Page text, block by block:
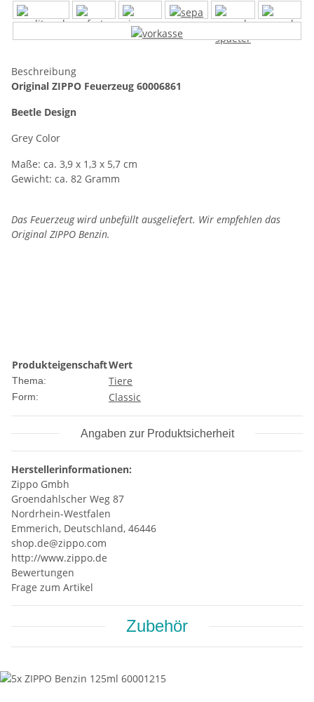
Beschreibung
Original ZIPPO Feuerzeug 60006861
Beetle Design
Grey Color
Maße: ca. 3,9 x 1,3 x 5,7 cm
Gewicht: ca. 82 Gramm
Das Feuerzeug wird unbefüllt ausgeliefert. Wir empfehlen das
Original ZIPPO Benzin.
ProdukteigenschaftWert
Thema: Tiere
Form: Classic
Angaben zur Produktsicherheit
Herstellerinformationen:
Zippo Gmbh
Groendahlscher Weg 87
Nordrhein-Westfalen
Emmerich, Deutschland, 46446
shop.de@zippo.com
http://www.zippo.de
Bewertungen
Frage zum Artikel
Zubehör